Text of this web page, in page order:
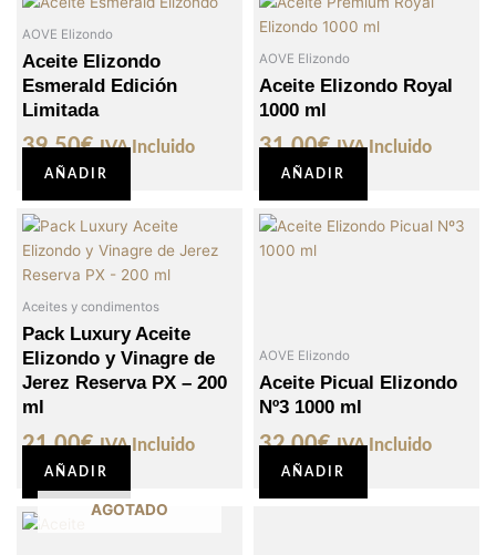
AOVE Elizondo
Aceite Elizondo
Esmerald Edición
Limitada
39,50€ IVA Incluido
AÑADIR
AOVE Elizondo
Aceite Elizondo Royal
1000 ml
31,00€ IVA Incluido
AÑADIR
Aceites y condimentos
Pack Luxury Aceite
Elizondo y Vinagre de
Jerez Reserva PX – 200
ml
21,00€ IVA Incluido
AÑADIR
AOVE Elizondo
Aceite Picual Elizondo
Nº3 1000 ml
32,00€ IVA Incluido
AÑADIR
AGOTADO